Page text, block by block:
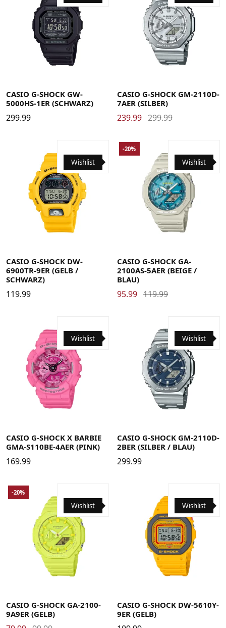
CASIO G-SHOCK GW-
5000HS-1ER (SCHWARZ)
299.99
CASIO G-SHOCK GM-2110D-
7AER (SILBER)
239.99 299.99
Wishlist
CASIO G-SHOCK DW-
6900TR-9ER (GELB /
SCHWARZ)
119.99
Wishlist
-20%
CASIO G-SHOCK GA-
2100AS-5AER (BEIGE /
BLAU)
95.99 119.99
Wishlist
CASIO G-SHOCK X BARBIE
GMA-S110BE-4AER (PINK)
169.99
Wishlist
CASIO G-SHOCK GM-2110D-
2BER (SILBER / BLAU)
299.99
Wishlist
-20%
CASIO G-SHOCK GA-2100-
9A9ER (GELB)
Wishlist
CASIO G-SHOCK DW-5610Y-
9ER (GELB)